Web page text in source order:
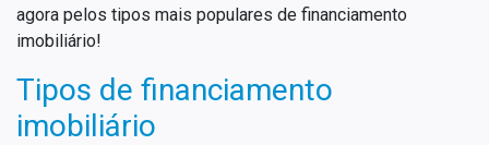
agora pelos tipos mais populares de financiamento
imobiliário!
Tipos de financiamento
imobiliário